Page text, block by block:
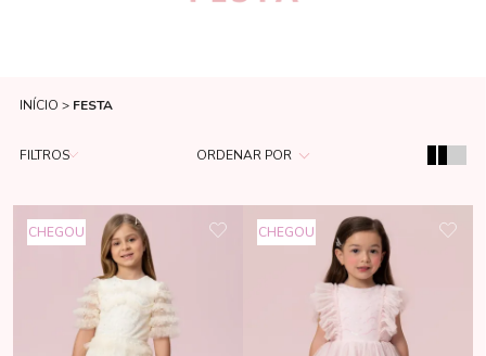
INÍCIO FESTA
FILTROS ORDENAR POR
CHEGOU CHEGOU